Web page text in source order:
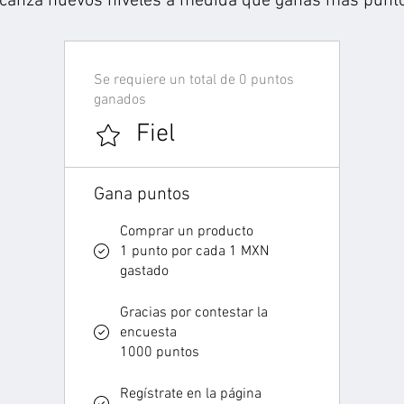
Fiel
Se requiere un total de 0 puntos
ganados
Gana puntos
Comprar un producto
1 punto por cada 1 MXN
gastado
Gracias por contestar la
encuesta
1000 puntos
Regístrate en la página